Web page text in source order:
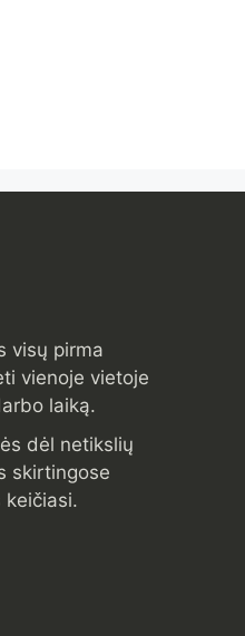
visų pirma
vienoje vietoje
laiką.
dėl netikslių
skirtingose
keičiasi.